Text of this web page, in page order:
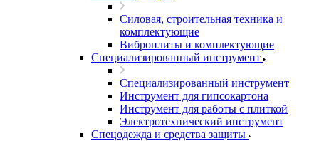
Силовая, строительная техника и
комплектующие
Виброплиты и комплектующие
Специализированный инструмент
Специализированный инструмент
Инструмент для гипсокартона
Инструмент для работы с плиткой
Электротехнический инструмент
Спецодежда и средства защиты